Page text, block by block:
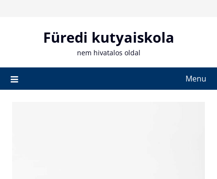
Füredi kutyaiskola
nem hivatalos oldal
Menu